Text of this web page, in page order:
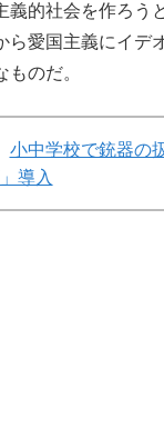
義的社会を作ろう
ら愛国主義にイデ
のだ。
小中学校で銃器の
導入